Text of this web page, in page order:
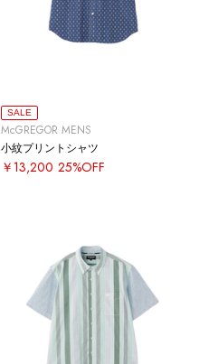
SALE
McGREGOR MENS
小紋プリントシャツ
￥13,200 25%OFF